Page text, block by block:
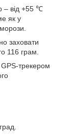
– від +55 ℃
як у
заховати
116 грам.
трекером